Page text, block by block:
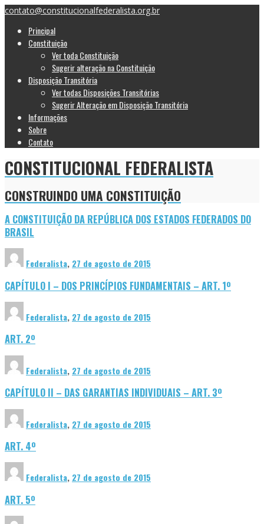
contato@constitucionalfederalista.org.br
Principal
Constituição
Ver toda Constituição
Sugerir alteração na Constituição
Disposição Transitória
Ver todas Disposições Transitórias
Sugerir Alteração em Disposição Transitória
Informações
Sobre
Contato
CONSTITUCIONAL FEDERALISTA
CONSTRUINDO UMA CONSTITUIÇÃO
A CONSTITUIÇÃO DA REPÚBLICA DOS ESTADOS FEDERADOS DO
BRASIL
Federalista, 27 de agosto de 2015
CAPÍTULO I – DOS PRINCÍPIOS FUNDAMENTAIS – ART. 1º
Federalista, 27 de agosto de 2015
ART. 2º
Federalista, 27 de agosto de 2015
CAPÍTULO II – DAS GARANTIAS INDIVIDUAIS – ART. 3º
Federalista, 27 de agosto de 2015
ART. 4º
Federalista, 27 de agosto de 2015
ART. 5º